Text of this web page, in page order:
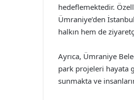
hedeflemektedir.
Ümraniye’den
halkın hem de
Ayrıca, Ümraniye
park projeleri hayata
sunmakta ve